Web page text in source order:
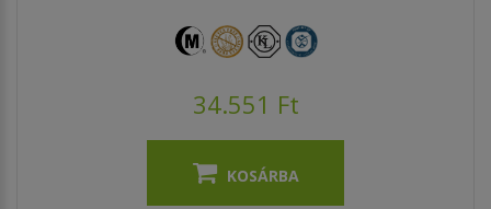
34.551 Ft
KOSÁRBA